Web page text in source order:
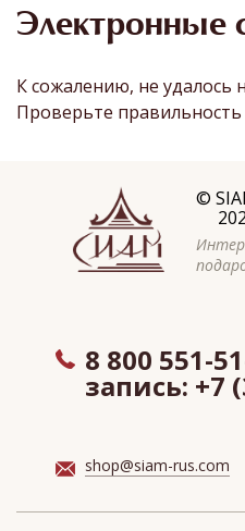
Электронные
К сожалению, не удалось
Проверьте
©
8 800 551-
запись: +7
shop@siam-rus.com